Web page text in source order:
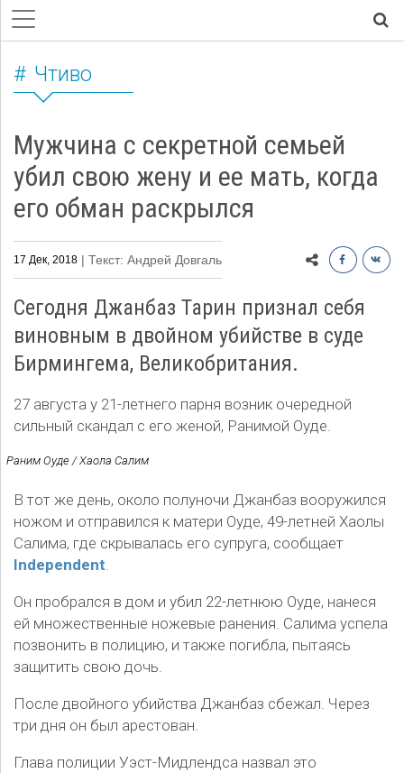
Чтиво
Мужчина с секретной семьей
убил свою жену и ее мать, когда
его обман раскрылся
17 Дек, 2018 | Текст: Андрей Довгаль
Сегодня Джанбаз Тарин признал себя
виновным в двойном убийстве в суде
Бирмингема, Великобритания.
27 августа у 21-летнего парня возник очередной
сильный скандал с его женой, Ранимой Оуде.
Раним Оуде / Хаола Салим
В тот же день, около полуночи Джанбаз вооружился
ножом и отправился к матери Оуде, 49-летней Хаолы
Салима, где скрывалась его супруга, сообщает
Independent.
Он пробрался в дом и убил 22-летнюю Оуде, нанеся
ей множественные ножевые ранения. Салима успела
позвонить в полицию, и также погибла, пытаясь
защитить свою дочь.
После двойного убийства Джанбаз сбежал. Через
три дня он был арестован.
Глава полиции Уэст-Мидлендса назвал это